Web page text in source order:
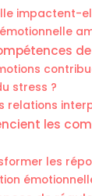
impactent-
stress ?
relations
les
les